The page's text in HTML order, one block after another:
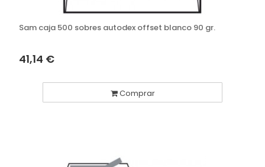
Sam caja 500 sobres autodex offset blanco 90 gr.
41,14 €
Comprar